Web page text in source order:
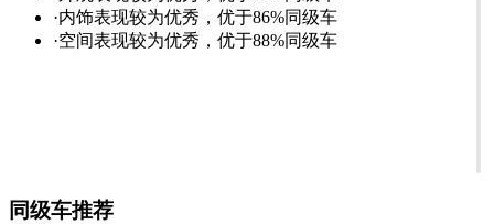
·内饰表现较为优秀，优于86%同级车
·空间表现较为优秀，优于88%同级车
同级车推荐